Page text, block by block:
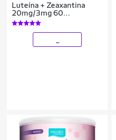
Luteína + Zeaxantina
20mg/3mg 60
Comprimidos - Lauton